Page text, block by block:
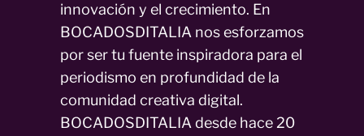
innovación y el crecimiento. En
BOCADOSDITALIA nos esforzamos
por ser tu fuente inspiradora para el
periodismo en profundidad de la
comunidad creativa digital.
BOCADOSDITALIA desde hace 20